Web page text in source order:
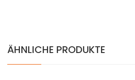
ÄHNLICHE PRODUKTE